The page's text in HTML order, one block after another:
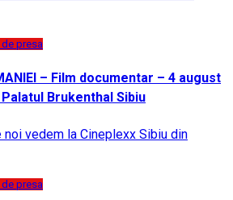
presa
– Film documentar – 4 august
Brukenthal Sibiu
presa